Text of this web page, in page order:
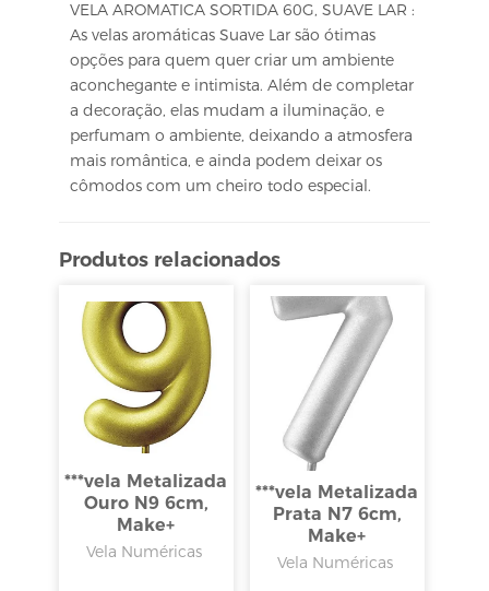
VELA AROMATICA SORTIDA 60G, SUAVE LAR :
As velas aromáticas Suave Lar são ótimas
opções para quem quer criar um ambiente
aconchegante e intimista. Além de completar
a decoração, elas mudam a iluminação, e
perfumam o ambiente, deixando a atmosfera
mais romântica, e ainda podem deixar os
cômodos com um cheiro todo especial.
Produtos relacionados
***vela Metalizada
Ouro N9 6cm,
Make+
Vela Numéricas
***vela Metalizada
Prata N7 6cm,
Make+
Vela Numéricas